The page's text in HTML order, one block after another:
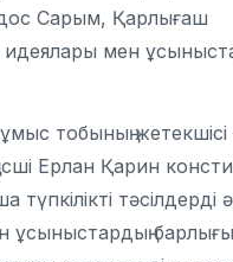
Сарым, Қарлығаш
мен
тобының жетекшісі
Ерлан Қарин
тәсілдерді
ұсыныстардың